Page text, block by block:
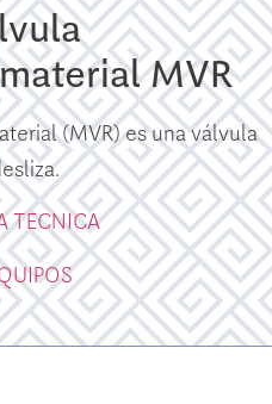
MVR
(MVR) es una válvula
TECNICA